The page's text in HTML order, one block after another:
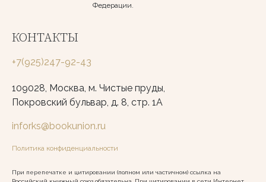
Федерации.
КОНТАКТЫ
+7(925)247-92-43
109028, Москва, м. Чистые пруды,
Покровский бульвар, д. 8, стр. 1А
inforks@bookunion.ru
Политика конфиденциальности
При перепечатке и цитировании (полном или частичном) ссылка на